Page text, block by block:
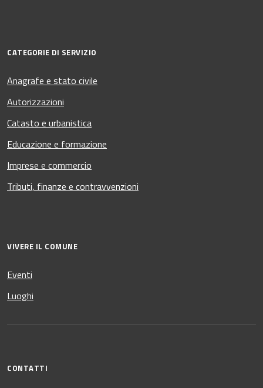
CATEGORIE DI SERVIZIO
Anagrafe e stato civile
Autorizzazioni
Catasto e urbanistica
Educazione e formazione
Imprese e commercio
Tributi, finanze e contravvenzioni
VIVERE IL COMUNE
Eventi
Luoghi
CONTATTI